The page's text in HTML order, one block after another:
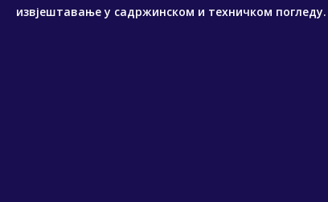
извјештавање у садржинском и техничком погледу.